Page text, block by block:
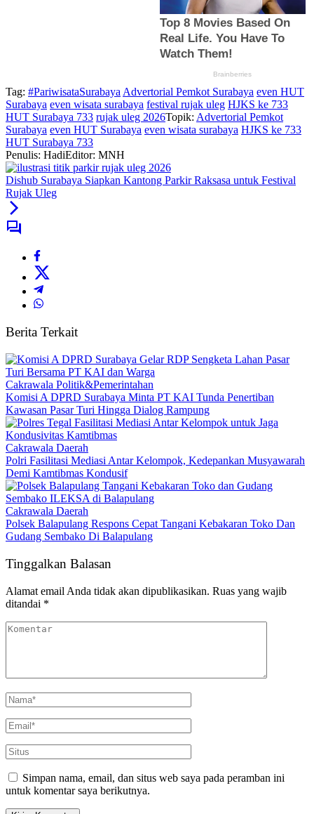
Tag: #PariwisataSurabaya Advertorial Pemkot Surabaya even HUT
Surabaya even wisata surabaya festival rujak uleg HJKS ke 733
HUT Surabaya 733 rujak uleg 2026Topik: Advertorial Pemkot
Surabaya even HUT Surabaya even wisata surabaya HJKS ke 733
HUT Surabaya 733
Penulis: HadiEditor: MNH
Dishub Surabaya Siapkan Kantong Parkir Raksasa untuk Festival
Rujak Uleg
Berita Terkait
Cakrawala Politik&Pemerintahan
Komisi A DPRD Surabaya Minta PT KAI Tunda Penertiban
Kawasan Pasar Turi Hingga Dialog Rampung
Cakrawala Daerah
Polri Fasilitasi Mediasi Antar Kelompok, Kedepankan Musyawarah
Demi Kamtibmas Kondusif
Cakrawala Daerah
Polsek Balapulang Respons Cepat Tangani Kebakaran Toko Dan
Gudang Sembako Di Balapulang
Tinggalkan Balasan
Alamat email Anda tidak akan dipublikasikan. Ruas yang wajib
ditandai *
Simpan nama, email, dan situs web saya pada peramban ini
untuk komentar saya berikutnya.